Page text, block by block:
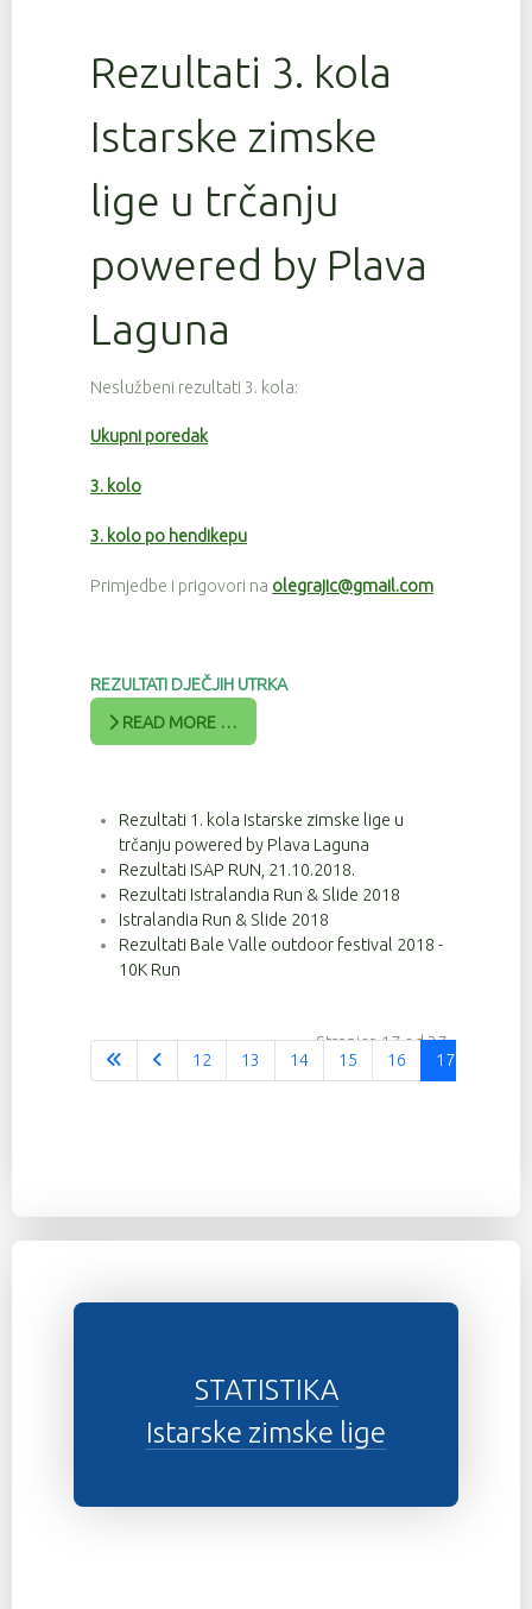
Rezultati 3. kola
Istarske zimske
lige u trčanju
powered by Plava
Laguna
Neslužbeni rezultati 3. kola:
Ukupni poredak
3. kolo
3. kolo po hendikepu
Primjedbe i prigovori na olegrajic@gmail.com
REZULTATI DJEČJIH UTRKA
READ MORE …
Rezultati 1. kola Istarske zimske lige u
trčanju powered by Plava Laguna
Rezultati ISAP RUN, 21.10.2018.
Rezultati Istralandia Run & Slide 2018
Istralandia Run & Slide 2018
Rezultati Bale Valle outdoor festival 2018 -
10K Run
Stranica 17 od 37
12
13 14 15 16 17
STATISTIKA
Istarske zimske lige